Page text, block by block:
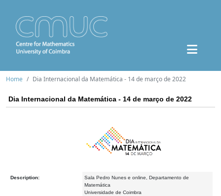
Home Dia Internacional da Matemática - 14 de março de 2022
Dia Internacional da Matemática - 14 de março de 2022
Description:
Sala Pedro Nunes e online, Departamento de
Matemática
Universidade de Coimbra